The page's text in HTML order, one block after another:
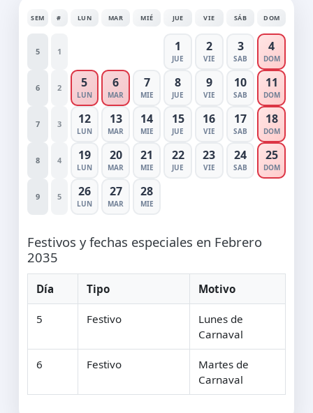
SEM # LUN MAR MIÉ JUE VIE SÁB DOM
5 1 1
JUE
2
VIE
3
SAB
4
DOM
6 2 5
LUN
6
MAR
7
MIE
8
JUE
9
VIE
10
SAB
11
DOM
7 3 12
LUN
13
MAR
14
MIE
15
JUE
16
VIE
17
SAB
18
DOM
8 4 19
LUN
20
MAR
21
MIE
22
JUE
23
VIE
24
SAB
25
DOM
9 5 26
LUN
27
MAR
28
MIE
Festivos y fechas especiales en Febrero
2035
Día Tipo Motivo
5 Festivo
Lunes de
Carnaval
6 Festivo
Martes de
Carnaval